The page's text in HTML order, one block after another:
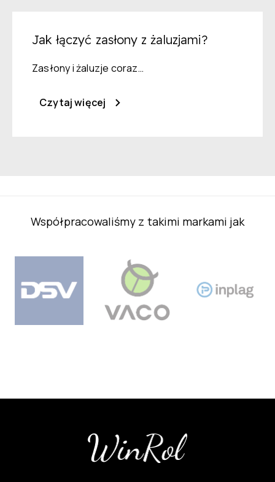
Jak łączyć zasłony z żaluzjami?
Zasłony i żaluzje coraz…
Czytaj więcej
Współpracowaliśmy z takimi markami jak